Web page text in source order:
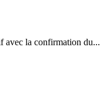
avec la confirmation du...